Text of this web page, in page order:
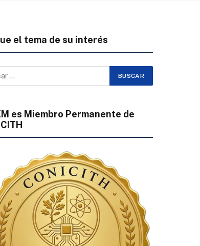
el tema de su interés
es Miembro Permanente de